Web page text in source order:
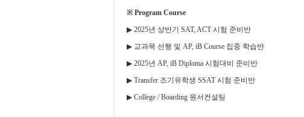
※ Program Course
▶ 2025년 상반기 SAT, ACT시험 준비반
▶ 교과목 선행 및 AP, iB Course 집중 학습반
▶ 2025년 AP, iB Diploma 시험대비 준비반
▶ Transfer 조기유학생 SSAT시험 준비반
▶ College / Boarding 원서컨설팅